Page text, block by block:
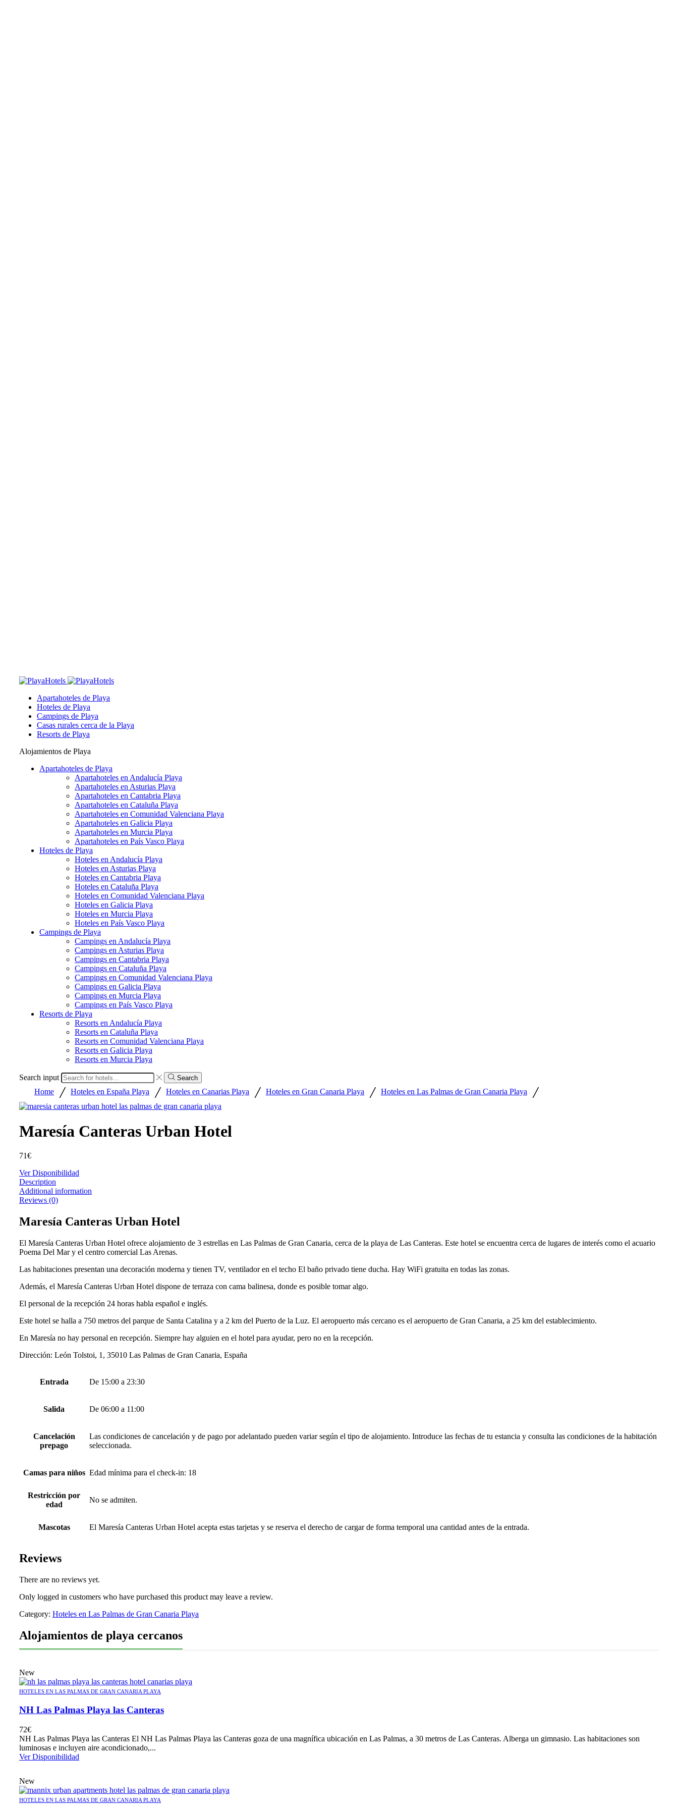
Apartahoteles de Playa
Hoteles de Playa
Campings de Playa
Casas rurales cerca de la Playa
Resorts de Playa
Alojamientos de Playa
Apartahoteles de Playa
Apartahoteles en Andalucía Playa
Apartahoteles en Asturias Playa
Apartahoteles en Cantabria Playa
Apartahoteles en Cataluña Playa
Apartahoteles en Comunidad Valenciana Playa
Apartahoteles en Galicia Playa
Apartahoteles en Murcia Playa
Apartahoteles en País Vasco Playa
Hoteles de Playa
Hoteles en Andalucía Playa
Hoteles en Asturias Playa
Hoteles en Cantabria Playa
Hoteles en Cataluña Playa
Hoteles en Comunidad Valenciana Playa
Hoteles en Galicia Playa
Hoteles en Murcia Playa
Hoteles en País Vasco Playa
Campings de Playa
Campings en Andalucía Playa
Campings en Asturias Playa
Campings en Cantabria Playa
Campings en Cataluña Playa
Campings en Comunidad Valenciana Playa
Campings en Galicia Playa
Campings en Murcia Playa
Campings en País Vasco Playa
Resorts de Playa
Resorts en Andalucía Playa
Resorts en Cataluña Playa
Resorts en Comunidad Valenciana Playa
Resorts en Galicia Playa
Resorts en Murcia Playa
Search input Search
Home / Hoteles en España Playa / Hoteles en Canarias Playa / Hoteles en Gran Canaria Playa / Hoteles en Las Palmas de Gran Canaria Playa /
Maresía Canteras Urban Hotel
71€
Ver Disponibilidad
Description
Additional information
Reviews (0)
Maresía Canteras Urban Hotel
El Maresía Canteras Urban Hotel ofrece alojamiento de 3 estrellas en Las Palmas de Gran Canaria, cerca de la playa de Las Canteras. Este hotel se encuentra cerca de lugares de interés como el acuario
Poema Del Mar y el centro comercial Las Arenas.
Las habitaciones presentan una decoración moderna y tienen TV, ventilador en el techo El baño privado tiene ducha. Hay WiFi gratuita en todas las zonas.
Además, el Maresía Canteras Urban Hotel dispone de terraza con cama balinesa, donde es posible tomar algo.
El personal de la recepción 24 horas habla español e inglés.
Este hotel se halla a 750 metros del parque de Santa Catalina y a 2 km del Puerto de la Luz. El aeropuerto más cercano es el aeropuerto de Gran Canaria, a 25 km del establecimiento.
En Maresía no hay personal en recepción. Siempre hay alguien en el hotel para ayudar, pero no en la recepción.
Dirección: León Tolstoi, 1, 35010 Las Palmas de Gran Canaria, España
Entrada De 15:00 a 23:30
Salida De 06:00 a 11:00
Cancelación
prepago
Las condiciones de cancelación y de pago por adelantado pueden variar según el tipo de alojamiento. Introduce las fechas de tu estancia y consulta las condiciones de la habitación
seleccionada.
Camas para niños Edad mínima para el check-in: 18
Restricción por
edad
No se admiten.
Mascotas El Maresía Canteras Urban Hotel acepta estas tarjetas y se reserva el derecho de cargar de forma temporal una cantidad antes de la entrada.
Reviews
There are no reviews yet.
Only logged in customers who have purchased this product may leave a review.
Category: Hoteles en Las Palmas de Gran Canaria Playa
Alojamientos de playa cercanos
New
HOTELES EN LAS PALMAS DE GRAN CANARIA PLAYA
NH Las Palmas Playa las Canteras
72€
NH Las Palmas Playa las Canteras El NH Las Palmas Playa las Canteras goza de una magnífica ubicación en Las Palmas, a 30 metros de Las Canteras. Alberga un gimnasio. Las habitaciones son
luminosas e incluyen aire acondicionado,...
Ver Disponibilidad
New
HOTELES EN LAS PALMAS DE GRAN CANARIA PLAYA